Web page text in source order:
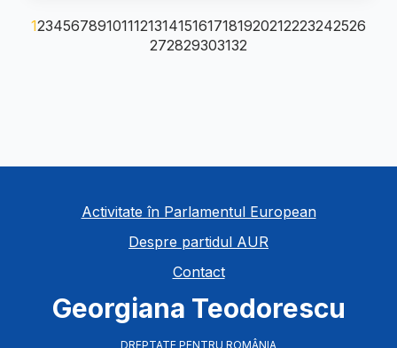
1234567891011121314151617181920212223242526
272829303132
Georgiana Teodorescu
DREPTATE PENTRU ROMÂNIA
Activitate în Parlamentul European
Despre partidul AUR
Contact